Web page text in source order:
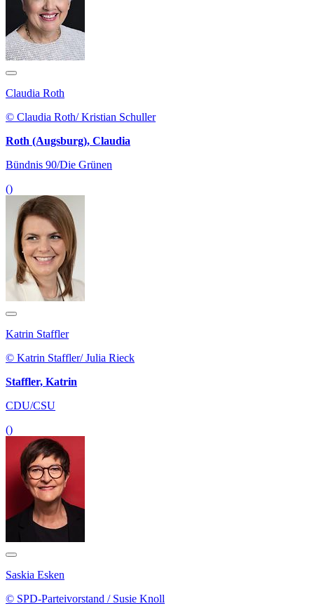
Claudia Roth
© Claudia Roth/ Kristian Schuller
Roth (Augsburg), Claudia
Bündnis 90/Die Grünen
()
Katrin Staffler
© Katrin Staffler/ Julia Rieck
Staffler, Katrin
CDU/CSU
()
Saskia Esken
© SPD-Parteivorstand / Susie Knoll